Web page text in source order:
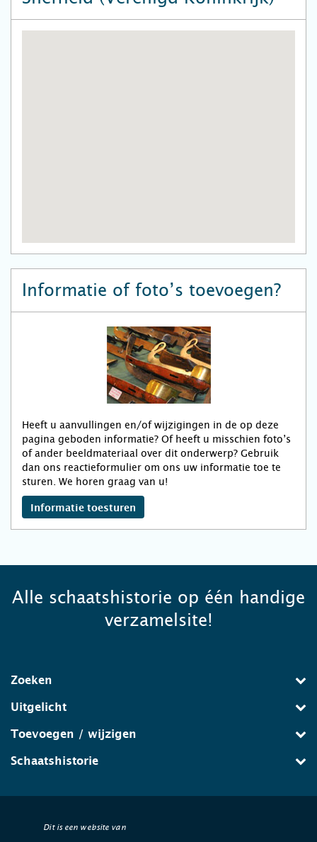
Informatie of foto’s toevoegen?
Heeft u aanvullingen en/of wijzigingen in de op deze
pagina geboden informatie? Of heeft u misschien foto’s
of ander beeldmateriaal over dit onderwerp? Gebruik
dan ons reactieformulier om ons uw informatie toe te
sturen. We horen graag van u!
Informatie toesturen
Alle schaatshistorie op één handige
verzamelsite!
Zoeken
Uitgelicht
Toevoegen / wijzigen
Schaatshistorie
Dit is een website van